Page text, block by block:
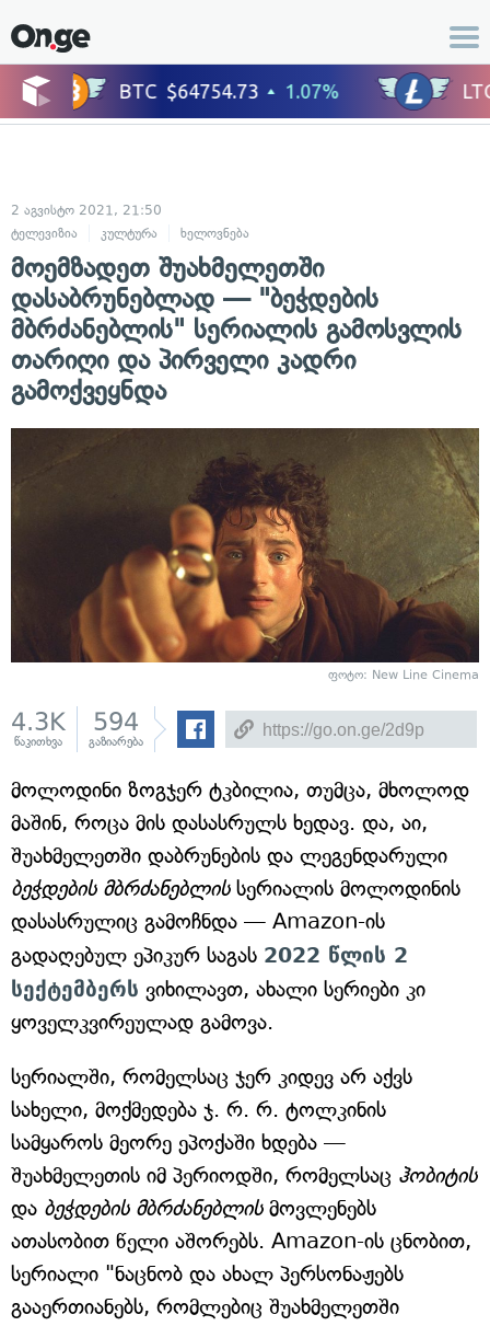
2 აგვისტო 2021, 21:50
ტელევიზია
კულტურა ხელოვნება
მოემზადეთ შუახმელეთში
დასაბრუნებლად — "ბეჭდების
მბრძანებლის" სერიალის გამოსვლის
თარიღი და პირველი კადრი
გამოქვეყნდა
ფოტო: New Line Cinema
4.3K
წაკითხვა
594
გაზიარება
მოლოდინი ზოგჯერ ტკბილია, თუმცა, მხოლოდ
მაშინ, როცა მის დასასრულს ხედავ. და, აი,
შუახმელეთში დაბრუნების და ლეგენდარული
ბეჭდების მბრძანებლისსერიალის მოლოდინის
დასასრულიც გამოჩნდა — Amazon-ის
გადაღებულ ეპიკურ საგას 2022 წლის 2
სექტემბერს ვიხილავთ, ახალი სერიები კი
ყოველკვირეულად გამოვა.
სერიალში, რომელსაც ჯერ კიდევ არ აქვს
სახელი, მოქმედება ჯ. რ. რ. ტოლკინის
სამყაროს მეორე ეპოქაში ხდება —
შუახმელეთის იმ პერიოდში, რომელსაც ჰობიტის
და ბეჭდების მბრძანებლისმოვლენებს
ათასობით წელი აშორებს. Amazon-ის ცნობით,
სერიალი "ნაცნობ და ახალ პერსონაჟებს
გააერთიანებს, რომლებიც შუახმელეთში